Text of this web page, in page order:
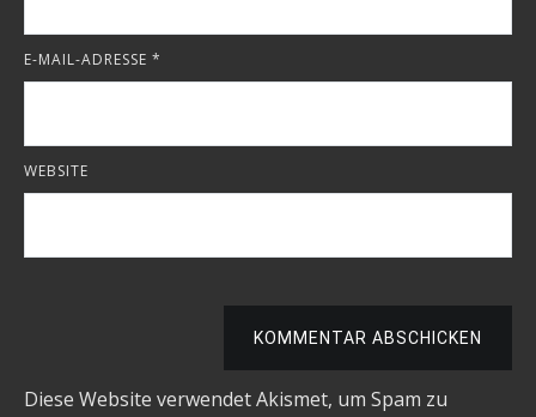
E-MAIL-ADRESSE *
WEBSITE
KOMMENTAR ABSCHICKEN
Diese Website verwendet Akismet, um Spam zu